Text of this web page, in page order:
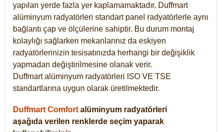
yapılan yerde fazla yer kaplamamaktadır. Duffmart
alüminyum radyatörleri standart panel radyatörlerle aynı
bağlantı çap ve ölçülerine sahiptir. Bu durum montaj
kolaylığı sağlarken mekanlarınız da eskiyen
radyatörlerinizin tesisatınızda herhangi bir değişiklik
yapmadan değiştirilmesine olanak verir.
Duffmart alüminyum radyatörleri ISO VE TSE
standartlarına uygun olarak üretilmektedir.
Duffmart Comfort alüminyum radyatörleri
aşağıda verilen renklerde seçim yaparak